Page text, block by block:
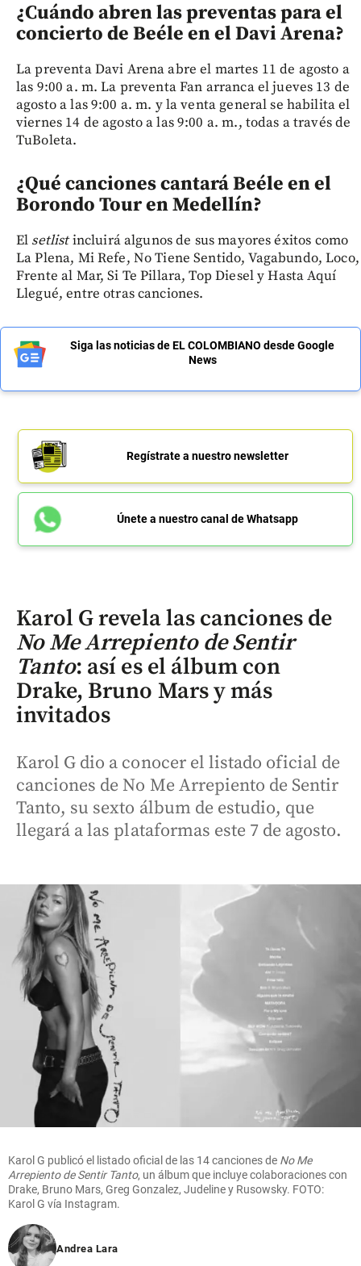
¿Cuándo abren las preventas para el
concierto de Beéle en el Davi Arena?
La preventa Davi Arena abre el martes 11 de agosto a
las 9:00 a. m. La preventa Fan arranca el jueves 13 de
agosto a las 9:00 a. m. y la venta general se habilita el
viernes 14 de agosto a las 9:00 a. m., todas a través de
TuBoleta.
¿Qué canciones cantará Beéle en el
Borondo Tour en Medellín?
El setlistincluirá algunos de sus mayores éxitos como
La Plena, Mi Refe, No Tiene Sentido, Vagabundo, Loco,
Frente al Mar, Si Te Pillara, Top Diesel y Hasta Aquí
Llegué, entre otras canciones.
Siga las noticias de EL COLOMBIANO desde Google
News
Regístrate a nuestro newsletter
Únete a nuestro canal de Whatsapp
Karol G revela las canciones de
No Me Arrepiento de Sentir
Tanto: así es el álbum con
Drake, Bruno Mars y más
invitados
Karol G dio a conocer el listado oficial de
canciones de No Me Arrepiento de Sentir
Tanto, su sexto álbum de estudio, que
llegará a las plataformas este 7 de agosto.
Karol G publicó el listado oficial de las 14 canciones de No Me
Arrepiento de Sentir Tanto, un álbum que incluye colaboraciones con
Drake, Bruno Mars, Greg Gonzalez, Judeline y Rusowsky. FOTO:
Karol G vía Instagram.
Andrea Lara